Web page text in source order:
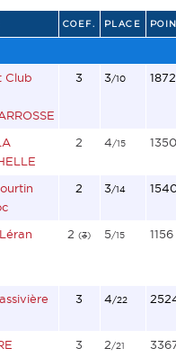
COEF. PLACE
Club
3 3/10 1872
2 4/15 1350
2 3/14
2(3) 5/15 1156
3 4/22
3 2/21